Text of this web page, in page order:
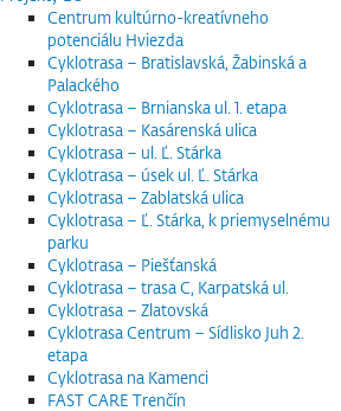
Centrum kultúrno-kreatívneho
potenciálu Hviezda
Cyklotrasa – Bratislavská, Žabinská a
Palackého
Cyklotrasa – Brnianska ul. 1. etapa
Cyklotrasa – Kasárenská ulica
Cyklotrasa – ul. Ľ. Stárka
Cyklotrasa – úsek ul. Ľ. Stárka
Cyklotrasa – Zablatská ulica
Cyklotrasa – Ľ. Stárka, k priemyselnému
parku
Cyklotrasa – Piešťanská
Cyklotrasa – trasa C, Karpatská ul.
Cyklotrasa – Zlatovská
Cyklotrasa Centrum – Sídlisko Juh 2.
etapa
Cyklotrasa na Kamenci
FAST CARE Trenčín